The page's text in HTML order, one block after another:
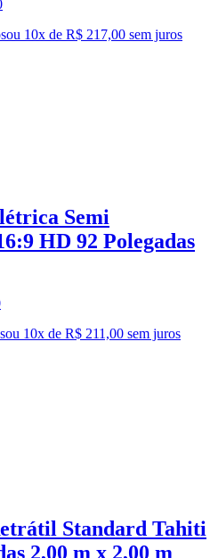
ou 10x de R$ 217,00 sem juros
Semi
HD 92 Polegadas
ou 10x de R$ 211,00 sem juros
Standard Tahiti
2,00 m x 2,00 m